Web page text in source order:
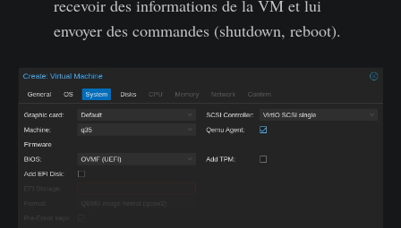
recevoir des informations de la VM et lui
envoyer des commandes (shutdown, reboot).